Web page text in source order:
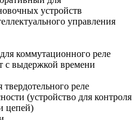
устройств
управления
коммутационного реле
с выдержкой времени
твердотельного реле
(устройство для контроля
цепей)